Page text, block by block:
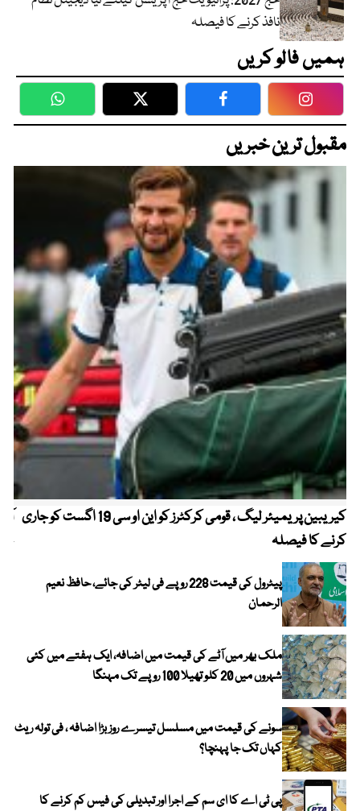
نافذ کرنے کا فیصلہ
ہمیں فالو کریں
WhatsApp Twitter Facebook
مقبول ترین خبریں
کیریبین پریمیئر لیگ ، قومی کرکٹرز کو این او سی 19 اگست کو جاری
کرنے کا فیصلہ
پیٹرول کی قیمت 228 روپے فی لیٹر کی جائے، حافظ نعیم
الرحمان
ملک بھر میں آٹے کی قیمت میں اضافہ، ایک ہفتے میں کئی
شہروں میں 20 کلو تھیلا 100 روپے تک مہنگا
سونے کی قیمت میں مسلسل تیسرے روز بڑا اضافہ ، فی تولہ ریٹ
کہاں تک جا پہنچا؟
پی ٹی اے کا ای سم کے اجرا اور تبدیلی کی فیس کم کرنے کا